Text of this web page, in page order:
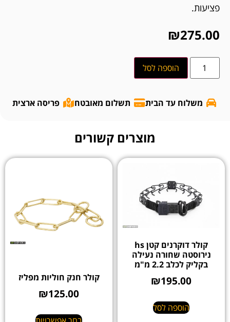
פציעות.
₪275.00
הוספה לסל
משלוח עד הבית תשלום מאובטח פריסה ארצית
מוצרים קשורים
קולר דוקרנים קטן hs
נירוסטה שחורה נעילה
בקליק לכלב 2.2 מ"מ
₪195.00
הוספה לסל
קולר חנק חוליות מפליז
₪125.00